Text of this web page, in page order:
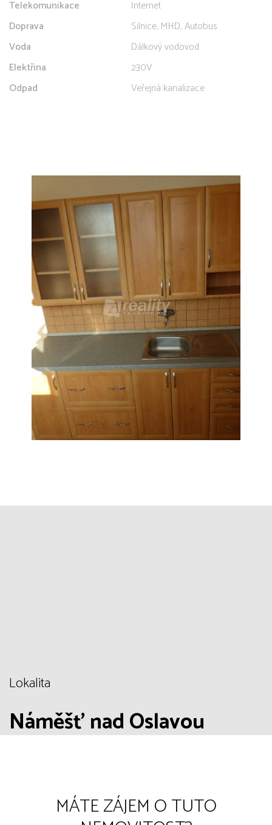
Telekomunikace
Internet
Doprava
Silnice, MHD, Autobus
Voda
Dálkový vodovod
Elektřina
230V
Odpad
Veřejná kanalizace
Lokalita
Náměšť nad Oslavou
MÁTE ZÁJEM O TUTO